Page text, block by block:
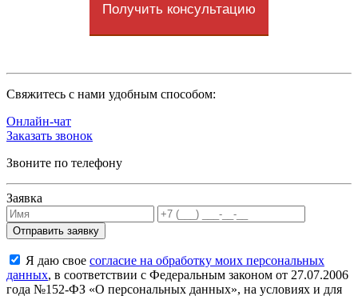
Получить консультацию
Cвяжитесь с нами удобным способом:
Онлайн-чат
Заказать звонок
Звоните по телефону
Заявка
Я даю свое согласие на обработку моих персональных
данных, в соответствии с Федеральным законом от 27.07.2006
года №152-ФЗ «О персональных данных», на условиях и для